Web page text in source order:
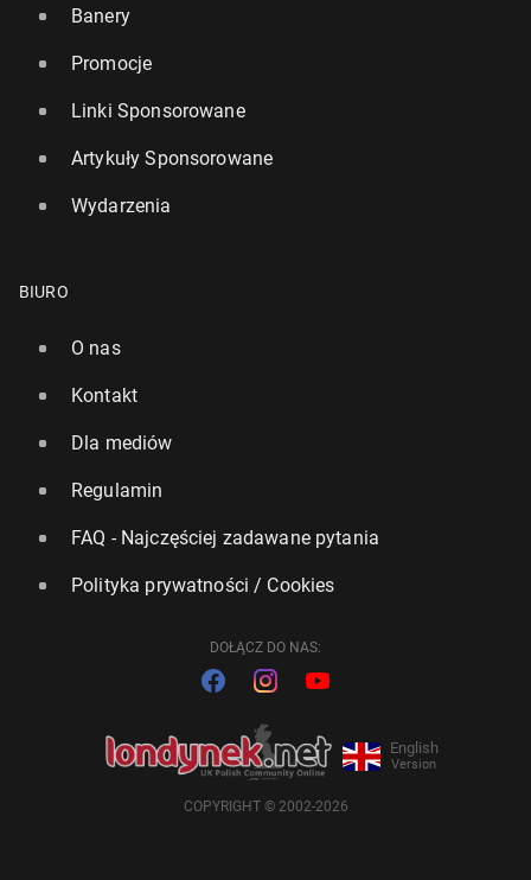
Banery
Promocje
Linki Sponsorowane
Artykuły Sponsorowane
Wydarzenia
BIURO
O nas
Kontakt
Dla mediów
Regulamin
FAQ - Najczęściej zadawane pytania
Polityka prywatności / Cookies
DOŁĄCZ DO NAS:
English
Version
COPYRIGHT © 2002-2026